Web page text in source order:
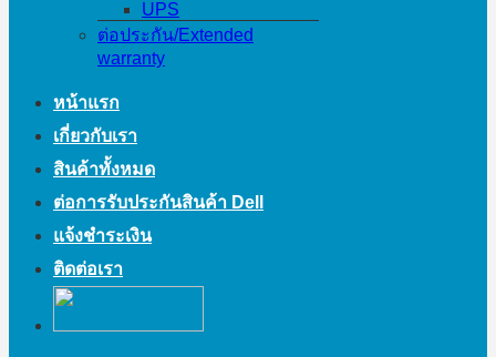
UPS
ต่อประกัน/Extended
warranty
หน้าแรก
เกี่ยวกับเรา
สินค้าทั้งหมด
ต่อการรับประกันสินค้า Dell
แจ้งชำระเงิน
ติดต่อเรา